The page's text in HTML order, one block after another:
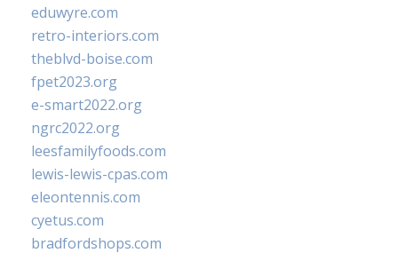
eduwyre.com
retro-interiors.com
theblvd-boise.com
fpet2023.org
e-smart2022.org
ngrc2022.org
leesfamilyfoods.com
lewis-lewis-cpas.com
eleontennis.com
cyetus.com
bradfordshops.com